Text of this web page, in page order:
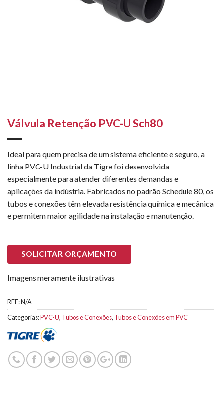
Válvula Retenção PVC-U Sch80
Ideal para quem precisa de um sistema eficiente e seguro, a
linha PVC-U Industrial da Tigre foi desenvolvida
especialmente para atender diferentes demandas e
aplicações da indústria. Fabricados no padrão Schedule 80, os
tubos e conexões têm elevada resistência química e mecânica
e permitem maior agilidade na instalação e manutenção.
SOLICITAR ORÇAMENTO
Imagens meramente ilustrativas
REF:N/A
Categorias:PVC-U, Tubos e Conexões, Tubos e Conexões em PVC